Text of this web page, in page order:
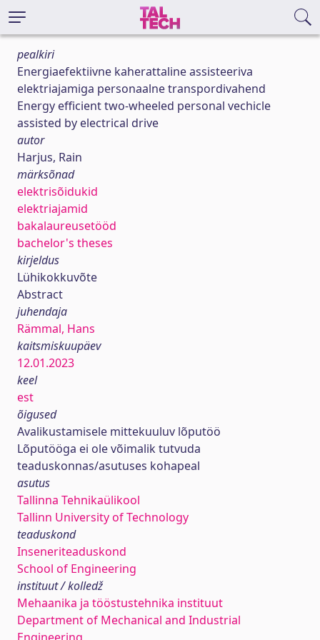
pealkiri
Energiaefektiivne kaherattaline assisteeriva
elektriajamiga personaalne transpordivahend
Energy efficient two-wheeled personal vechicle
assisted by electrical drive
autor
Harjus, Rain
märksõnad
elektrisõidukid
elektriajamid
bakalaureusetööd
bachelor's theses
kirjeldus
Lühikokkuvõte
Abstract
juhendaja
Rämmal, Hans
kaitsmiskuupäev
12.01.2023
keel
est
õigused
Avalikustamisele mittekuuluv lõputöö
Lõputööga ei ole võimalik tutvuda
teaduskonnas/asutuses kohapeal
asutus
Tallinna Tehnikaülikool
Tallinn University of Technology
teaduskond
Inseneriteaduskond
School of Engineering
instituut / kolledž
Mehaanika ja tööstustehnika instituut
Department of Mechanical and Industrial